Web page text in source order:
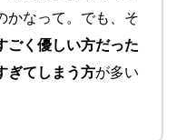
かなって。でも、そ
ごく優しい方だった
ぎてしまう方が多い